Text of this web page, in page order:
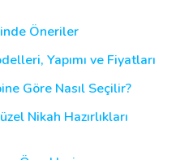
Öneriler
Yapımı ve Fiyatları
Göre Nasıl Seçilir?
Nikah Hazırlıkları